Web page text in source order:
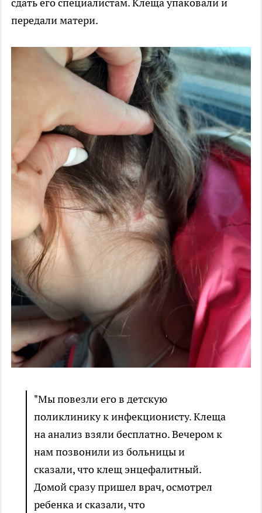
сдать его специалистам. Клеща упаковали и
передали матери.
"Мы повезли его в детскую
поликлинику к инфекционисту. Клеща
на анализ взяли бесплатно. Вечером к
нам позвонили из больницы и
сказали, что клещ энцефалитный.
Домой сразу пришел врач, осмотрел
ребенка и сказали, что